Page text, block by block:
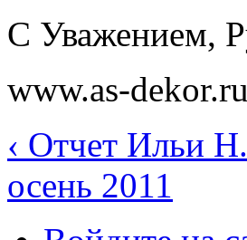
C Уважением,
www.as-dekor.ru
‹ Отчет Ильи
осень 2011